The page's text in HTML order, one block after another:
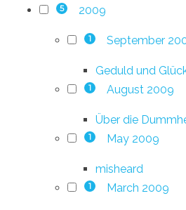
5 2009
1 September
Geduld und
1 August 2009
Über die
1 May 2009
misheard
1 March 2009